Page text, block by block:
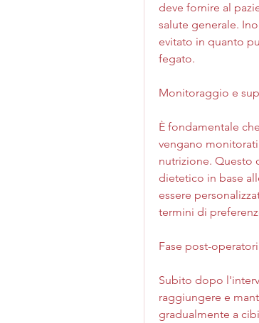
deve fornire al
salute generale.
evitato in quanto
fegato.
Monitoraggio e
È fondamentale
vengano
nutrizione. Questo
dietetico in base
essere
termini di
Fase post-
Subito dopo
raggiungere e
gradualmente a